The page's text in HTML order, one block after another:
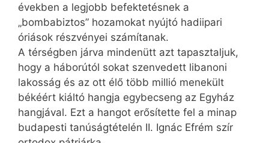
években a legjobb befektetésnek a
„bombabiztos” hozamokat nyújtó hadiipari
óriások részvényei számítanak.
A térségben járva mindenütt azt tapasztaljuk,
hogy a háborútól sokat szenvedett libanoni
lakosság és az ott élő több millió menekült
békéért kiáltó hangja egybecseng az Egyház
hangjával. Ezt a hangot erősítette fel a minap
budapesti tanúságtételén II. ­Ignác Efrém szír